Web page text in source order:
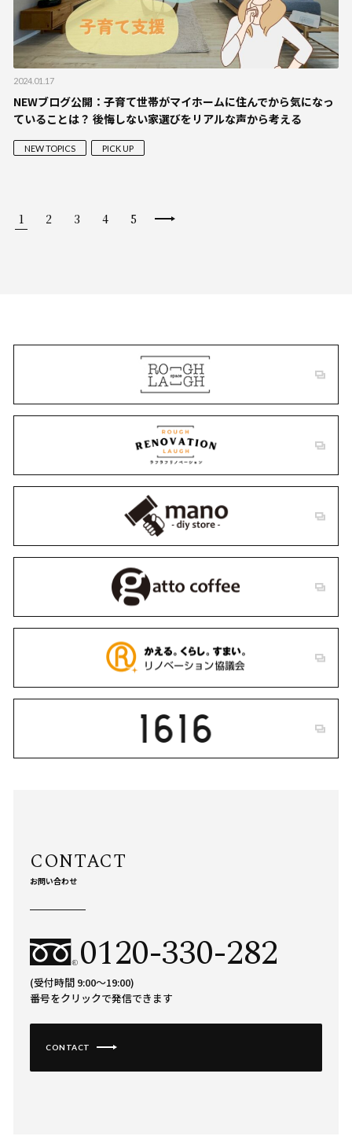
2024.01.17
NEWブログ公開：子育て世帯がマイホームに住んでから気になっ
ていることは？ 後悔しない家選びをリアルな声から考える
NEW TOPICS PICK UP
1 2 3 4 5
お問い合わせ
0120-330-282
(受付時間 9:00〜19:00)
番号をクリックで発信できます
CONTACT